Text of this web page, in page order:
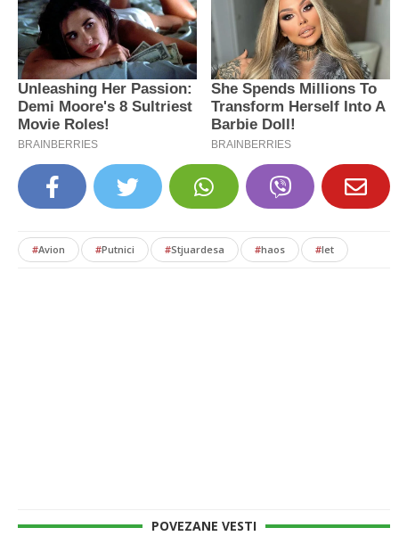
#Avion #Putnici #Stjuardesa #haos #let
POVEZANE VESTI